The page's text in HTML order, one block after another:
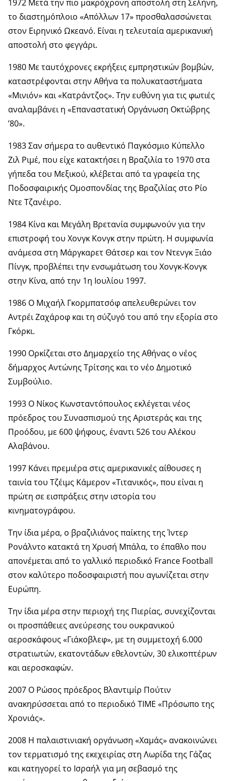
1972 Μετά την πιο μακρόχρονη αποστολή στη Σελήνη,
το διαστημόπλοιο «Aπόλλων 17» προσθαλασσώνεται
στον Ειρηνικό Ωκεανό. Είναι η τελευταία αμερικανική
αποστολή στο φεγγάρι.
1980 Με ταυτόχρονες εκρήξεις εμπρηστικών βομβών,
καταστρέφονται στην Αθήνα τα πολυκαταστήματα
«Μινιόν» και «Κατράντζος». Την ευθύνη για τις φωτιές
αναλαμβάνει η «Επαναστατική Οργάνωση Οκτώβρης
’80».
1983 Σαν σήμερα το αυθεντικό Παγκόσμιο Κύπελλο
Ζιλ Ριμέ, που είχε κατακτήσει η Βραζιλία το 1970 στα
γήπεδα του Μεξικού, κλέβεται από τα γραφεία της
Ποδοσφαιρικής Ομοσπονδίας της Βραζιλίας στο Ρίο
Ντε Τζανέιρο.
1984 Κίνα και Μεγάλη Βρετανία συμφωνούν για την
επιστροφή του Χονγκ Κονγκ στην πρώτη. Η συμφωνία
ανάμεσα στη Μάργκαρετ Θάτσερ και τον Ντενγκ Ξιάο
Πίνγκ, προβλέπει την ενσωμάτωση του Χονγκ-Κονγκ
στην Κίνα, από την 1η Ιουλίου 1997.
1986 Ο Μιχαήλ Γκορμπατσόφ απελευθερώνει τον
Αντρέι Ζαχάροφ και τη σύζυγό του από την εξορία στο
Γκόρκι.
1990 Ορκίζεται στο Δημαρχείο της Αθήνας ο νέος
δήμαρχος Αντώνης Τρίτσης και το νέο Δημοτικό
Συμβούλιο.
1993 Ο Νίκος Κωνσταντόπουλος εκλέγεται νέος
πρόεδρος του Συνασπισμού της Αριστεράς και της
Προόδου, με 600 ψήφους, έναντι 526 του Αλέκου
Αλαβάνου.
1997 Κάνει πρεμιέρα στις αμερικανικές αίθουσες η
ταινία του Τζέιμς Κάμερον «Τιτανικός», που είναι η
πρώτη σε εισπράξεις στην ιστορία του
κινηματογράφου.
Την ίδια μέρα, ο βραζιλιάνος παίκτης της Ίντερ
Ρονάλντο κατακτά τη Χρυσή Μπάλα, το έπαθλο που
απονέμεται από το γαλλικό περιοδικό France Football
στον καλύτερο ποδοσφαιριστή που αγωνίζεται στην
Ευρώπη.
Την ίδια μέρα στην περιοχή της Πιερίας, συνεχίζονται
οι προσπάθειες ανεύρεσης του ουκρανικού
αεροσκάφους «Γιάκοβλεφ», με τη συμμετοχή 6.000
στρατιωτών, εκατοντάδων εθελοντών, 30 ελικοπτέρων
και αεροσκαφών.
2007 Ο Ρώσος πρόεδρος Βλαντιμίρ Πούτιν
ανακηρύσσεται από το περιοδικό TIME «Πρόσωπο της
Χρονιάς».
2008 Η παλαιστινιακή οργάνωση «Χαμάς» ανακοινώνει
τον τερματισμό της εκεχειρίας στη Λωρίδα της Γάζας
και κατηγορεί το Ισραήλ για μη σεβασμό της